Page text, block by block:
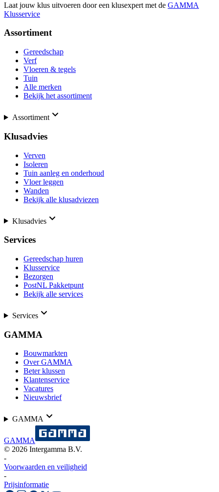
Laat jouw klus uitvoeren door een klusexpert met de GAMMA
Klusservice
Assortiment
Gereedschap
Verf
Vloeren & tegels
Tuin
Alle merken
Bekijk het assortiment
Assortiment
Klusadvies
Verven
Isoleren
Tuin aanleg en onderhoud
Vloer leggen
Wanden
Bekijk alle klusadviezen
Klusadvies
Services
Gereedschap huren
Klusservice
Bezorgen
PostNL Pakketpunt
Bekijk alle services
Services
GAMMA
Bouwmarkten
Over GAMMA
Beter klussen
Klantenservice
Vacatures
Nieuwsbrief
GAMMA
GAMMA
© 2026 Intergamma B.V.
-
Voorwaarden en veiligheid
-
Prijsinformatie